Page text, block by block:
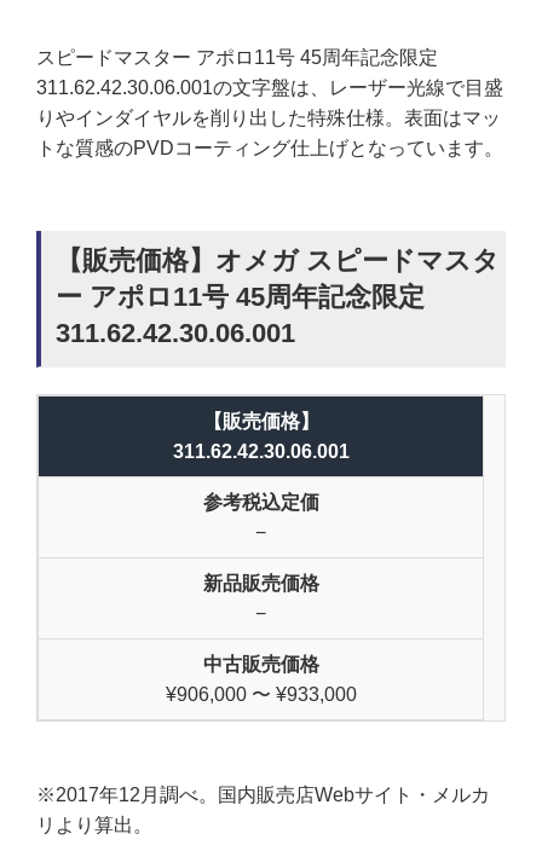
スピードマスター アポロ11号 45周年記念限定
311.62.42.30.06.001の文字盤は、レーザー光線で目盛
りやインダイヤルを削り出した特殊仕様。表面はマッ
トな質感のPVDコーティング仕上げとなっています。
【販売価格】オメガ スピードマスタ
ー アポロ11号 45周年記念限定
311.62.42.30.06.001
【販売価格】
311.62.42.30.06.001
参考税込定価
−
新品販売価格
−
中古販売価格
¥906,000 〜 ¥933,000
※2017年12月調べ。国内販売店Webサイト・メルカ
リより算出。